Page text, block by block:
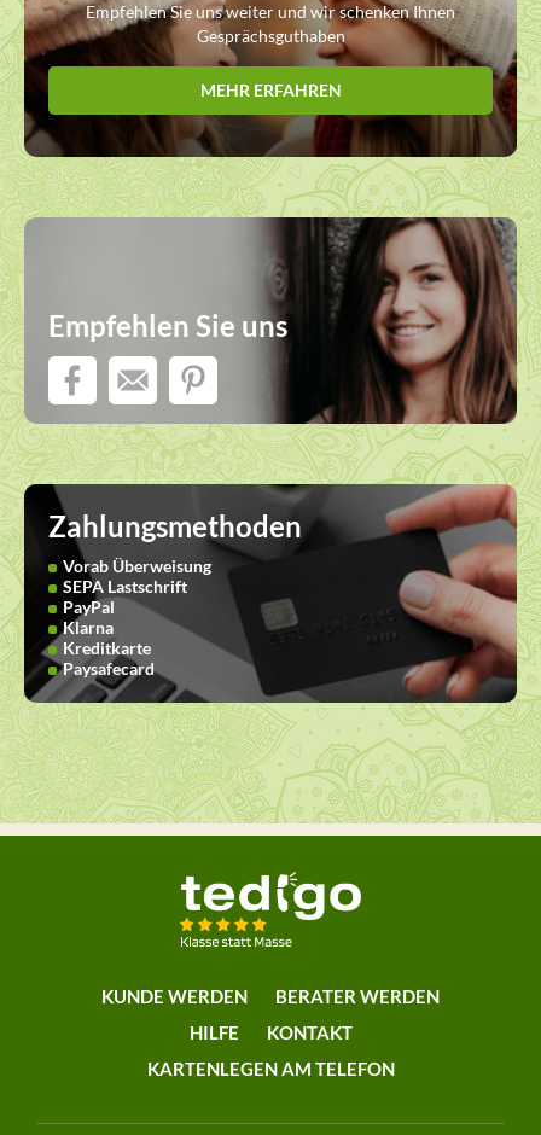
Empfehlen Sie uns weiter und wir schenken Ihnen
Gesprächsguthaben
MEHR ERFAHREN
Empfehlen Sie uns
Zahlungsmethoden
Vorab Überweisung
SEPA Lastschrift
PayPal
Klarna
Kreditkarte
Paysafecard
KUNDE WERDEN
BERATER WERDEN
HILFE
KONTAKT
KARTENLEGEN AM TELEFON